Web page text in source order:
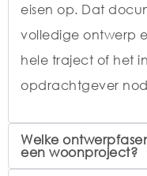
eisen op. Dat
volledige ontwerp
hele traject of het
opdrachtgever
Welke
een woonproject?